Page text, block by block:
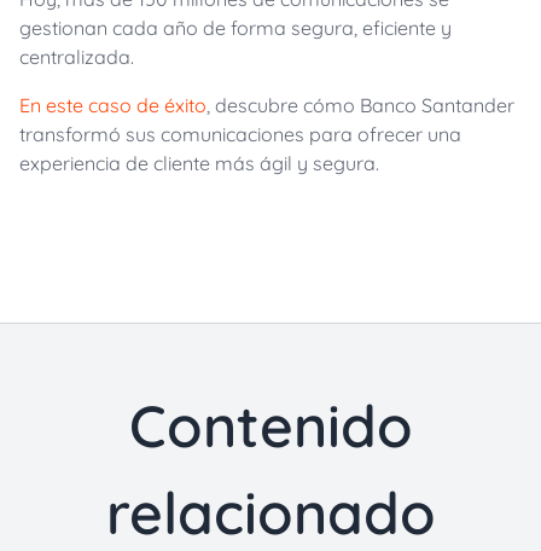
gestionan cada año de forma segura, eficiente y
centralizada.
En este caso de éxito, descubre cómo Banco Santander
transformó sus comunicaciones para ofrecer una
experiencia de cliente más ágil y segura.
Contenido
relacionado